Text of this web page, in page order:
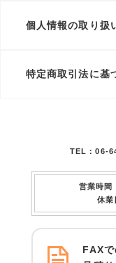
個人情報の取り扱
特定商取引法に基
TEL：06-
営業時間
休業
FAXで